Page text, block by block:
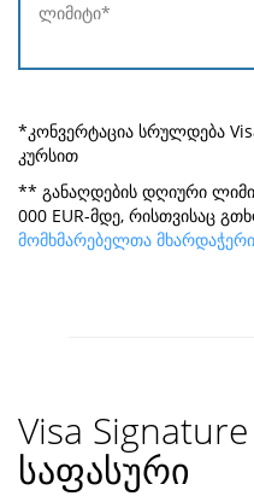
*კონვერტაცია სრულდება
კურსით
** განაღდების დღიური
000 EUR-მდე, რისთვისაც
მომხმარებელთა
Visa
საფასური